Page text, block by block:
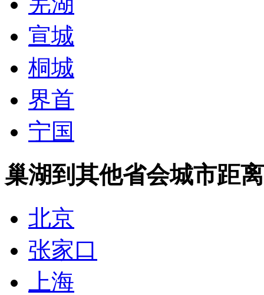
宣城
桐城
界首
宁国
巢湖到其他省会城市距离
北京
张家口
上海